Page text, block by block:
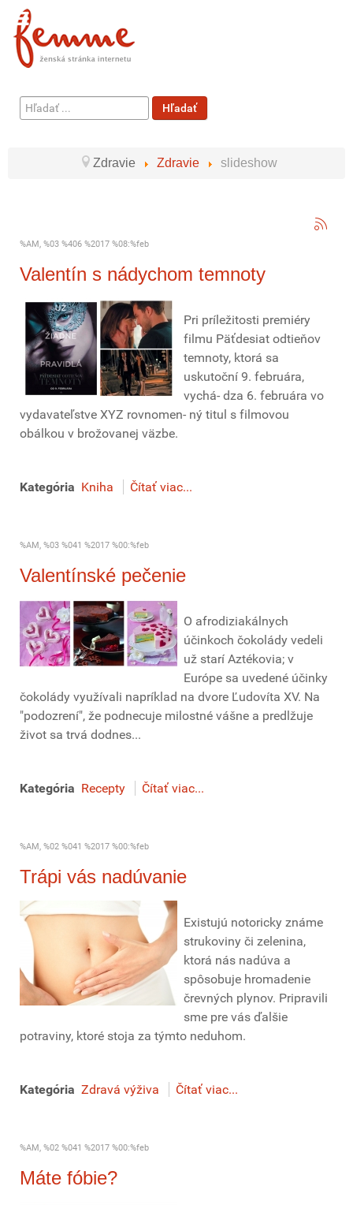
Hľadať
...
Hľadať
Zdravie Zdravie slideshow
%AM, %03 %406 %2017 %08:%feb
Valentín s nádychom temnoty
Pri príležitosti premiéry
filmu Päťdesiat odtieňov
temnoty, ktorá sa
uskutoční 9. februára,
vychá- dza 6. februára vo
vydavateľstve XYZ rovnomen- ný titul s filmovou
obálkou v brožovanej väzbe.
Kategória Kniha Čítať viac...
%AM, %03 %041 %2017 %00:%feb
Valentínské pečenie
O afrodiziakálnych
účinkoch čokolády vedeli
už starí Aztékovia; v
Európe sa uvedené účinky
čokolády využívali napríklad na dvore Ľudovíta XV. Na
"podozrení", že podnecuje milostné vášne a predlžuje
život sa trvá dodnes...
Kategória Recepty Čítať viac...
%AM, %02 %041 %2017 %00:%feb
Trápi vás nadúvanie
Existujú notoricky známe
strukoviny či zelenina,
ktorá nás nadúva a
spôsobuje hromadenie
črevných plynov. Pripravili
sme pre vás ďalšie
potraviny, ktoré stoja za týmto neduhom.
Kategória Zdravá výživa Čítať viac...
%AM, %02 %041 %2017 %00:%feb
Máte fóbie?